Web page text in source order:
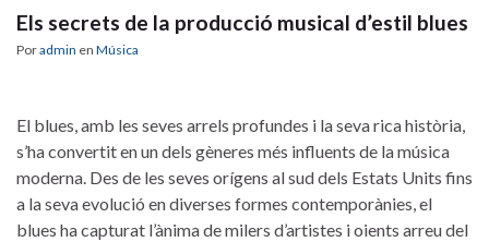
Els secrets de la producció musical d’estil blues
Poradmin en Música
El blues, amb ⁣les seves arrels profundes i⁢ la seva rica història,
s’ha convertit en un⁢ dels gèneres més influents​ de la música
moderna. Des⁣ de ⁣les seves orígens‌ al ‌sud dels⁤ Estats Units ⁣fins
a ⁤la seva evolució en diverses ⁤formes contemporànies, el
blues ha ⁢capturat l’ànima de ‌milers d’artistes i oients arreu del